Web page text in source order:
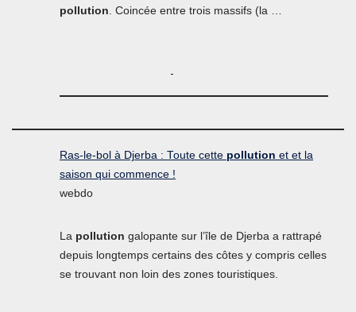
pollution. Coincée entre trois massifs (la …
Ras-le-bol à Djerba : Toute cette pollution et et la
saison qui commence !
webdo
La pollution galopante sur l’île de Djerba a rattrapé
depuis longtemps certains des côtes y compris celles
se trouvant non loin des zones touristiques.